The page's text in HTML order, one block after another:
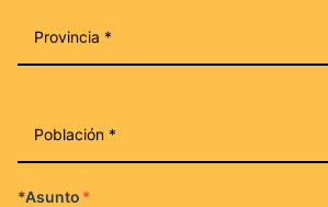
*Asunto